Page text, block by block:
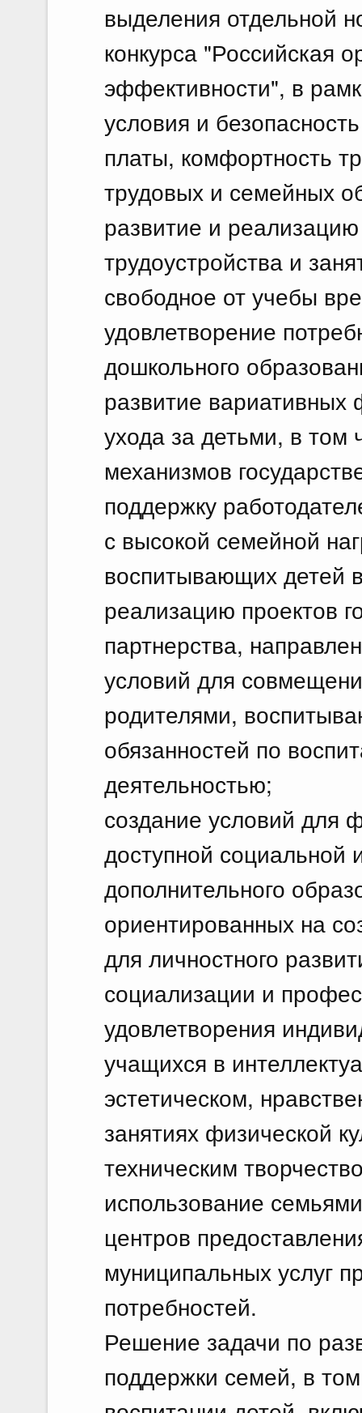
выделения отдельной
конкурса "Российская
эффективности", в
условия и
платы, комфортность
трудовых и семейных
развитие и
трудоустройства и
свободное от учебы
удовлетворение
дошкольного
развитие
ухода за детьми, в том
механизмов
поддержку
с высокой семейной
воспитывающих детей
реализацию проектов
партнерства,
условий для
родителями,
обязанностей по
деятельностью;
создание условий для
доступной социальной
дополнительного
ориентированных на
для личностного
социализации и
удовлетворения
учащихся в
эстетическом,
занятиях физической
техническим
использование
центров
муниципальных услуг
потребностей.
Решение задачи по
поддержки семей, в